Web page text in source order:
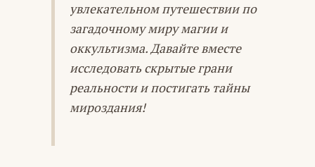
увлекательном путешествии по
загадочному миру магии и
оккультизма. Давайте вместе
исследовать скрытые грани
реальности и постигать тайны
мироздания!